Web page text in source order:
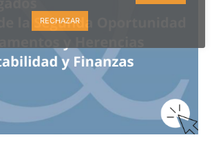
RECHAZAR